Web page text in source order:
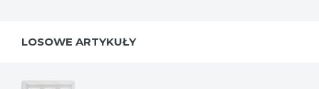
LOSOWE ARTYKUŁY